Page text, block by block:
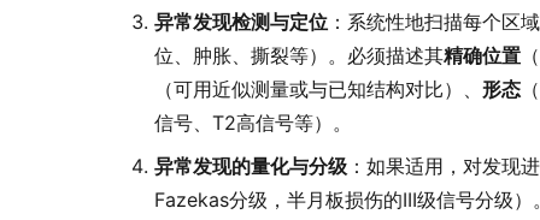
异常发现检测与定位 ：系统性地扫描每个区
位、肿胀、撕裂等）。必须描述其精确位置
（可用近似测量或与已知结构对比）、 形态
信号、T2高信号等）。
异常发现的量化与分级 ：如果适用，对发现
Fazekas分级，半月板损伤的III级信号分级）